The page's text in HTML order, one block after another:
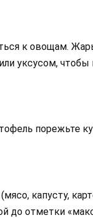
к овощам.
уксусом, чтобы
порежьте
капусту,
до отметки